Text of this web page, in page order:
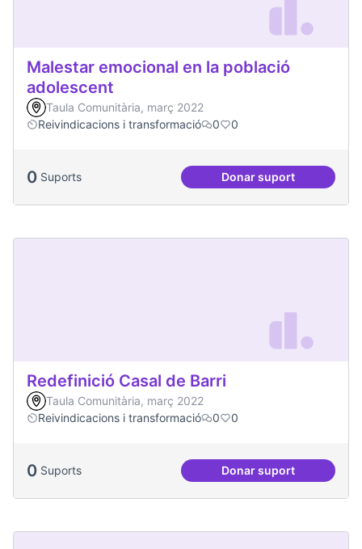
Malestar emocional en la població
adolescent
Taula Comunitària, març 2022
Reivindicacions i transformació
0 0
0 Suports Donar suport
Malestar
Redefinició Casal de Barri
Taula Comunitària, març 2022
Reivindicacions i transformació
0 0
0 Suports Donar suportRedefinició Casal